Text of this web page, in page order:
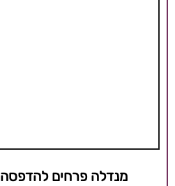
מנדלה פרחים להדפסה